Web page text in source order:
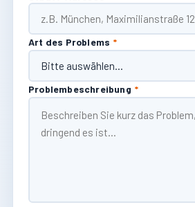
Art des Problems *
Problembeschreibung *